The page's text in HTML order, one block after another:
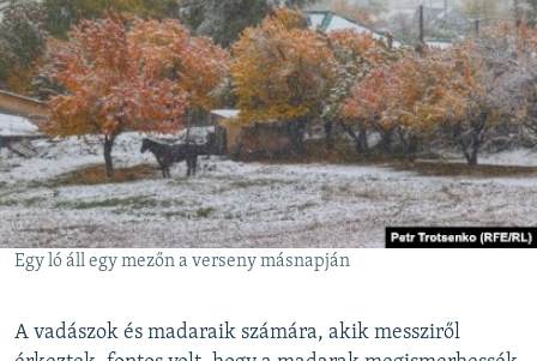
Egy ló áll egy mezőn a verseny másnapján
A vadászok és madaraik számára, akik messziről